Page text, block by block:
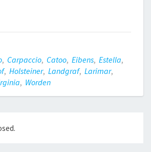
, Carpaccio, Catoo, Eibens, Estella,
, Holsteiner, Landgraf, Larimar,
, Worden